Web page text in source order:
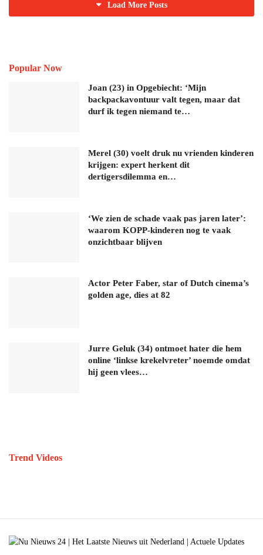
Load More Posts
Popular Now
Joan (23) in Opgebiecht: ‘Mijn
backpackavontuur valt tegen, maar dat
durf ik tegen niemand te…
Merel (30) voelt druk nu vrienden kinderen
krijgen: expert herkent dit
dertigersdilemma en…
‘We zien de schade vaak pas jaren later’:
waarom KOPP-kinderen nog te vaak
onzichtbaar blijven
Actor Peter Faber, star of Dutch cinema’s
golden age, dies at 82
Jurre Geluk (34) ontmoet hater die hem
online ‘linkse krekelvreter’ noemde omdat
hij geen vlees…
Trend Videos